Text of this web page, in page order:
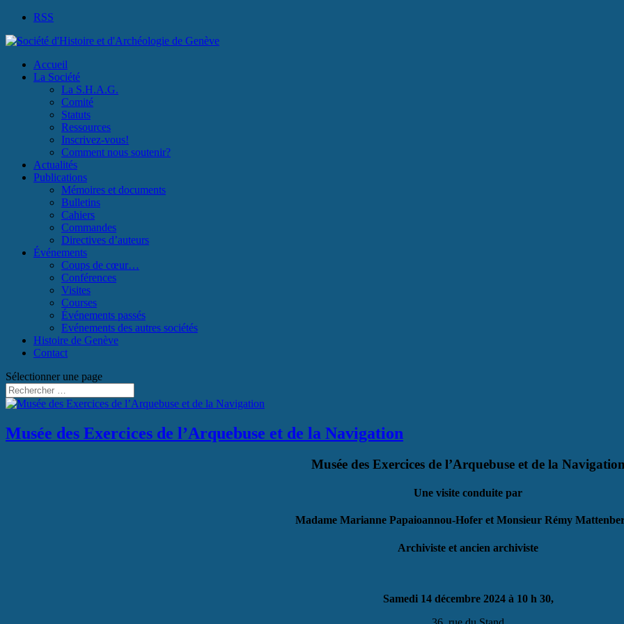
RSS
Accueil
La Société
La S.H.A.G.
Comité
Statuts
Ressources
Inscrivez-vous!
Comment nous soutenir?
Actualités
Publications
Mémoires et documents
Bulletins
Cahiers
Commandes
Directives d’auteurs
Événements
Coups de cœur…
Conférences
Visites
Courses
Événements passés
Evénements des autres sociétés
Histoire de Genève
Contact
Sélectionner une page
Musée des Exercices de l’Arquebuse et de la Navigation
Musée des Exercices de l’Arquebuse et de la Navigation
Une visite conduite par
Madame Marianne Papaioannou-Hofer et Monsieur Rémy
Archiviste et ancien archiviste
Samedi 14 décembre 2024 à 10 h 30,